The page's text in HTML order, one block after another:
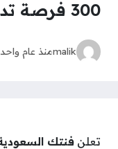
300 فرصة تدريبية
malikمنذ عام واحد
تعلن فنتك